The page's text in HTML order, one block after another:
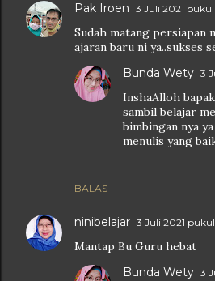
Pak Iroen 3 Juli 2021 pukul
Sudah matang persiapan
ajaran baru ni ya..sukses
BALAS
Bunda Wety 3
InshaAlloh
sambil belajar
bimbingan nya
menulis yang
ninibelajar 3 Juli 2021 pukul
Mantap Bu Guru hebat
Bunda Wety 3